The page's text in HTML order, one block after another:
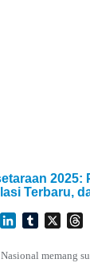
2025:
Terbaru,
GoogleLinkedInTumblr
X
memang